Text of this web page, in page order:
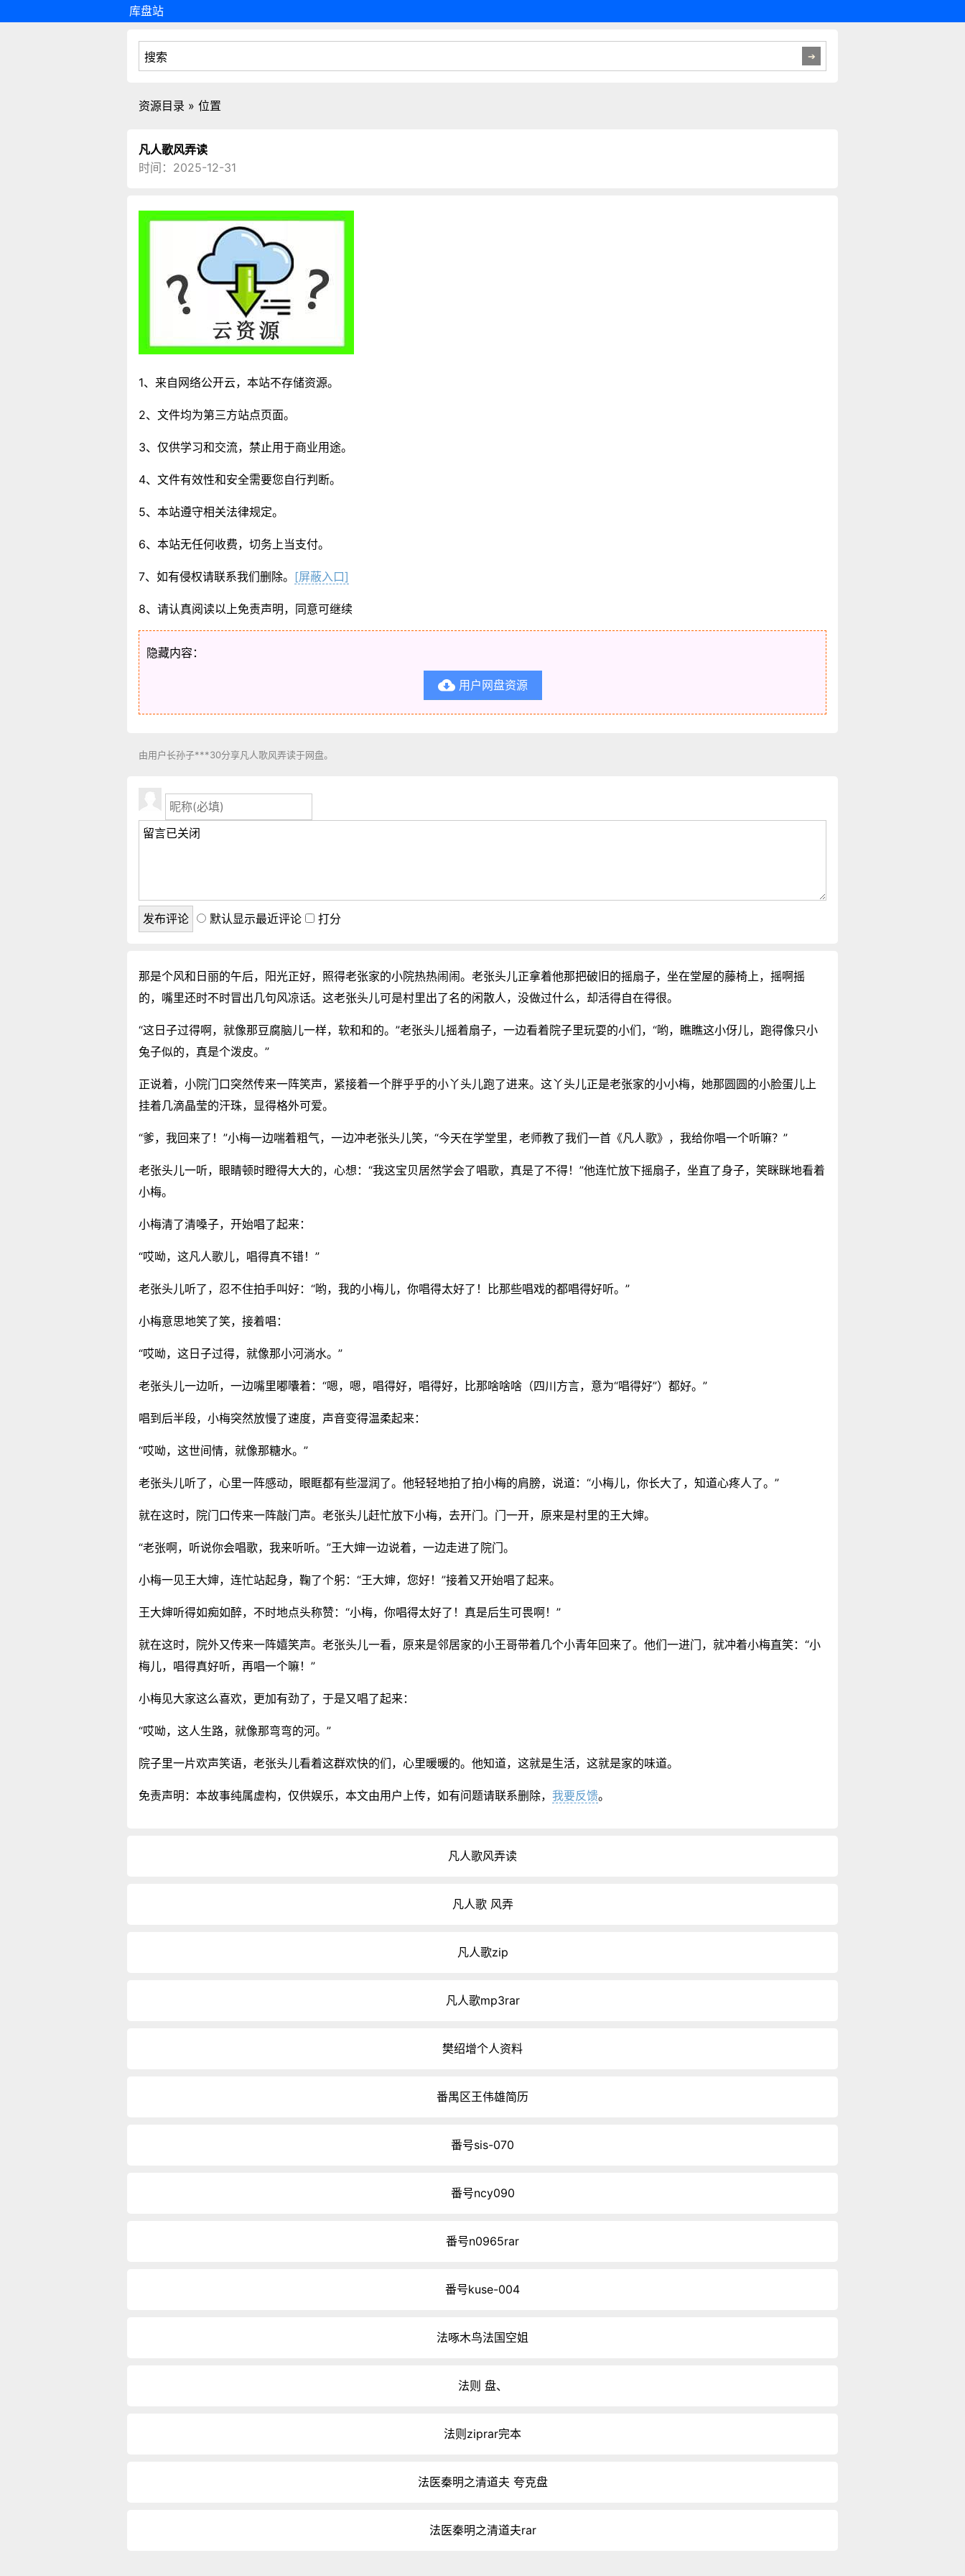
库盘站
资源目录 » 位置
凡人歌风弄读
时间：2025-12-31
1、来自网络公开云，本站不存储资源。
2、文件均为第三方站点页面。
3、仅供学习和交流，禁止用于商业用途。
4、文件有效性和安全需要您自行判断。
5、本站遵守相关法律规定。
6、本站无任何收费，切务上当支付。
7、如有侵权请联系我们删除。 [屏蔽入口]
8、请认真阅读以上免责声明，同意可继续
隐藏内容：
用户网盘资源
由用户长孙子***30分享凡人歌风弄读于网盘。
默认显示最近评论 打分
那是个风和日丽的午后，阳光正好，照得老张家的小院热热闹闹。老张头儿正拿着他那把破旧的摇扇子，坐在堂屋的藤椅上，摇啊摇
的，嘴里还时不时冒出几句风凉话。这老张头儿可是村里出了名的闲散人，没做过什么，却活得自在得很。
“这日子过得啊，就像那豆腐脑儿一样，软和和的。”老张头儿摇着扇子，一边看着院子里玩耍的小们，“哟，瞧瞧这小伢儿，跑得像只小
兔子似的，真是个泼皮。”
正说着，小院门口突然传来一阵笑声，紧接着一个胖乎乎的小丫头儿跑了进来。这丫头儿正是老张家的小小梅，她那圆圆的小脸蛋儿上
挂着几滴晶莹的汗珠，显得格外可爱。
“爹，我回来了！”小梅一边喘着粗气，一边冲老张头儿笑，“今天在学堂里，老师教了我们一首《凡人歌》，我给你唱一个听嘛？”
老张头儿一听，眼睛顿时瞪得大大的，心想：“我这宝贝居然学会了唱歌，真是了不得！”他连忙放下摇扇子，坐直了身子，笑眯眯地看着
小梅。
小梅清了清嗓子，开始唱了起来：
“哎呦，这凡人歌儿，唱得真不错！”
老张头儿听了，忍不住拍手叫好：“哟，我的小梅儿，你唱得太好了！比那些唱戏的都唱得好听。”
小梅意思地笑了笑，接着唱：
“哎呦，这日子过得，就像那小河淌水。”
老张头儿一边听，一边嘴里嘟囔着：“嗯，嗯，唱得好，唱得好，比那啥啥啥（四川方言，意为“唱得好”）都好。”
唱到后半段，小梅突然放慢了速度，声音变得温柔起来：
“哎呦，这世间情，就像那糖水。”
老张头儿听了，心里一阵感动，眼眶都有些湿润了。他轻轻地拍了拍小梅的肩膀，说道：“小梅儿，你长大了，知道心疼人了。”
就在这时，院门口传来一阵敲门声。老张头儿赶忙放下小梅，去开门。门一开，原来是村里的王大婶。
“老张啊，听说你会唱歌，我来听听。”王大婶一边说着，一边走进了院门。
小梅一见王大婶，连忙站起身，鞠了个躬：“王大婶，您好！”接着又开始唱了起来。
王大婶听得如痴如醉，不时地点头称赞：“小梅，你唱得太好了！真是后生可畏啊！”
就在这时，院外又传来一阵嬉笑声。老张头儿一看，原来是邻居家的小王哥带着几个小青年回来了。他们一进门，就冲着小梅直笑：“小
梅儿，唱得真好听，再唱一个嘛！”
小梅见大家这么喜欢，更加有劲了，于是又唱了起来：
“哎呦，这人生路，就像那弯弯的河。”
院子里一片欢声笑语，老张头儿看着这群欢快的们，心里暖暖的。他知道，这就是生活，这就是家的味道。
免责声明：本故事纯属虚构，仅供娱乐，本文由用户上传，如有问题请联系删除， 我要反馈。
凡人歌风弄读
凡人歌 风弄
凡人歌zip
凡人歌mp3rar
樊绍增个人资料
番禺区王伟雄简历
番号sis-070
番号ncy090
番号n0965rar
番号kuse-004
法啄木鸟法国空姐
法则 盘、
法则ziprar完本
法医秦明之清道夫 夸克盘
法医秦明之清道夫rar